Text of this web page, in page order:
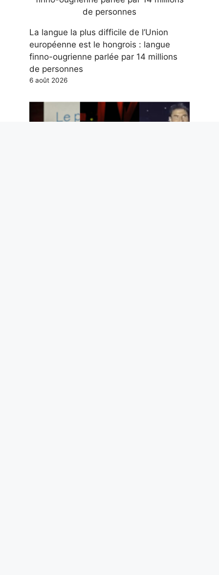
La langue la plus difficile de l’Union
européenne est le hongrois : langue
finno-ougrienne parlée par 14 millions
de personnes
6 août 2026